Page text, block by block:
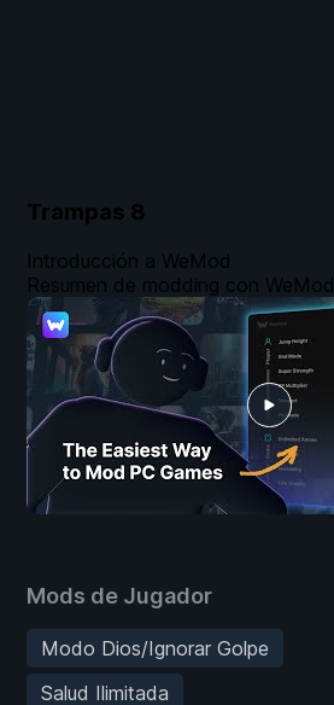
Trampas 8
Mods de Jugador
Modo Dios/Ignorar Golpe
Salud Ilimitada
Introducción a WeMod
Resumen de modding con WeMod